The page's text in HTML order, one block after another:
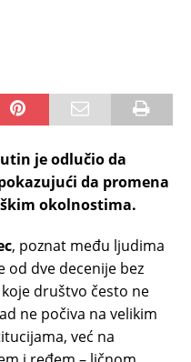
je odlučio da
da promena
okolnostima.
, poznat među ljudima
od dve decenije bez
društvo često ne
ne počiva na velikim
već na